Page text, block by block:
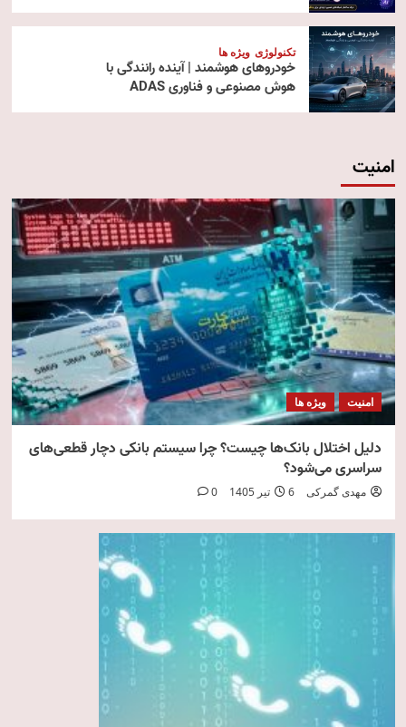
تکنولوژی ویژه ها
خودروهای هوشمند | آینده رانندگی با
هوش مصنوعی و فناوری ADAS
امنیت
امنیت ویژه ها
دلیل اختلال بانک‌ها چیست؟ چرا سیستم بانکی دچار قطعی‌های
سراسری می‌شود؟
مهدی گمرکی 6 تیر 1405 0